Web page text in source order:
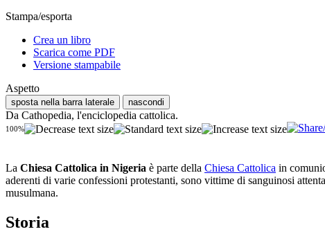
Stampa/esporta
Crea un libro
Scarica come PDF
Versione stampabile
Aspetto
sposta nella barra laterale nascondi
Da Cathopedia, l'enciclopedia cattolica.
100%
La Chiesa Cattolica in Nigeria è parte della Chiesa Cattolica in
aderenti di varie confessioni protestanti, sono vittime di sanguinosi
musulmana.
Storia